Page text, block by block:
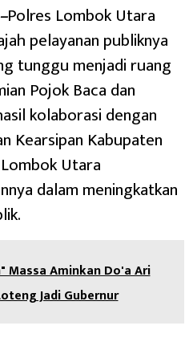
Polres Lombok Utara
pelayanan publiknya
tunggu menjadi ruang
Pojok Baca dan
kolaborasi dengan
Kearsipan Kabupaten
Utara
dalam meningkatkan
Massa Aminkan Do'a Ari
Jadi Gubernur